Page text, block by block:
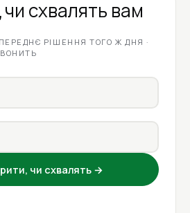
чи схвалять вам
РІШЕННЯ ТОГО Ж ДНЯ ·
чи схвалять →